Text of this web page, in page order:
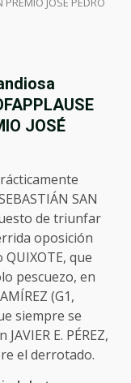
JOSÉ
SAN
de triunfar
oposición
que
pescuezo, en
(G1,
siempre se
E. PÉREZ,
el derrotado.